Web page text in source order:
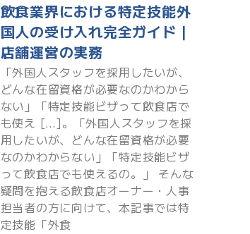
飲食業界における特定技能外
国人の受け入れ完全ガイド｜
店舗運営の実務
「外国人スタッフを採用したいが、
どんな在留資格が必要なのかわから
ない」「特定技能ビザって飲食店で
も使え […]。「外国人スタッフを採
用したいが、どんな在留資格が必要
なのかわからない」「特定技能ビザ
って飲食店でも使えるの。」 そんな
疑問を抱える飲食店オーナー・人事
担当者の方に向けて、本記事では特
定技能「外食